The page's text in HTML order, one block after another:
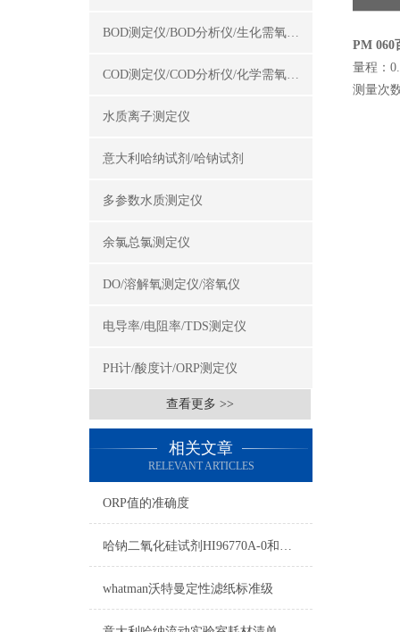
BOD测定仪/BOD分析仪/生化需氧量测定仪
COD测定仪/COD分析仪/化学需氧量测定仪
水质离子测定仪
意大利哈纳试剂/哈钠试剂
多参数水质测定仪
余氯总氯测定仪
DO/溶解氧测定仪/溶氧仪
电导率/电阻率/TDS测定仪
PH计/酸度计/ORP测定仪
查看更多 >>
相关文章
RELEVANT ARTICLES
ORP值的准确度
哈钠二氧化硅试剂HI96770A-0和HI96770B-0使用方法
whatman沃特曼定性滤纸标准级
PM 060
量程：
测量次